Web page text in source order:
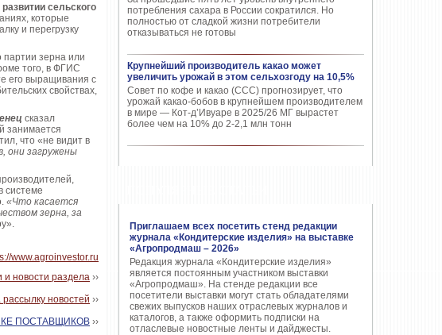
потребления сахара в России сократился. Но
полностью от сладкой жизни потребители
отказываться не готовы
Крупнейший производитель какао может
увеличить урожай в этом сельхозгоду на 10,5%
Совет по кофе и какао (CCC) прогнозирует, что
урожай какао-бобов в крупнейшем производителем
в мире — Кот-д’Ивуаре в 2025/26 МГ вырастет
более чем на 10% до 2-2,1 млн тонн
Приглашаем всех посетить стенд редакции
журнала «Кондитерские изделия» на выставке
«Агропродмаш – 2026»
Редакция журнала «Кондитерские изделия»
является постоянным участником выставки
«Агропродмаш». На стенде редакции все
посетители выставки могут стать обладателями
свежих выпусков наших отраслевых журналов и
каталогов, а также оформить подписки на
отласлевые новостные ленты и дайджесты.
сельского
которые
и перегрузку
зерна или
того, в ФГИС
его выращивания с
свойствах,
сказал
занимается
что «не видит в
они загружены
системе
«Что касается
зерна, за
www.agroinvestor.ru
и новости раздела ››
новостей ››
ПОСТАВЩИКОВ ››